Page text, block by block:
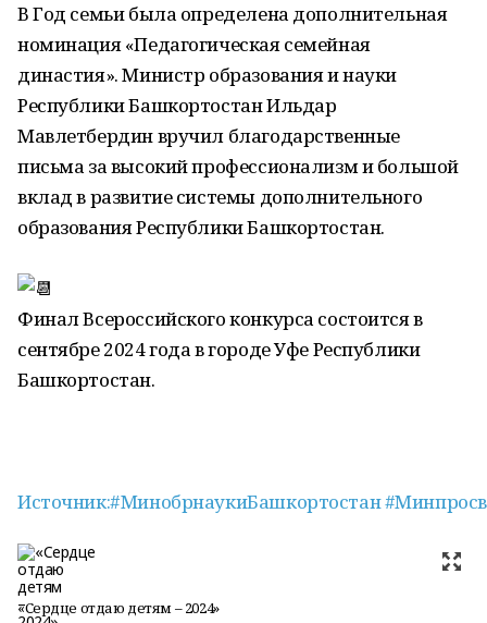
В Год семьи была определена дополнительная
номинация «Педагогическая семейная
династия». Министр образования и науки
Республики Башкортостан Ильдар
Мавлетбердин вручил благодарственные
письма за высокий профессионализм и большой
вклад в развитие системы дополнительного
образования Республики Башкортостан.
Финал Всероссийского конкурса состоится в
сентябре 2024 года в городе Уфе Республики
Башкортостан.
Источник:#МинобрнаукиБашкортостан
«Сердце отдаю детям – 2024»